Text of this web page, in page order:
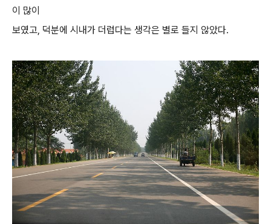
이 많이
보였고, 덕분에 시내가 더럽다는 생각은 별로 들지 않았다.